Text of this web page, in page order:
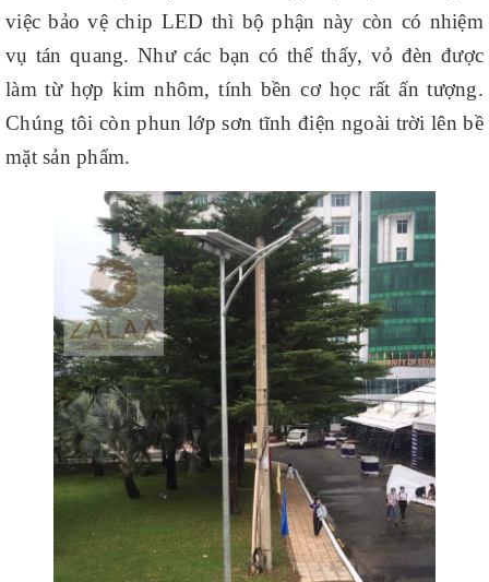
việc bảo vệ chip LED thì bộ phận này còn có nhiệm
vụ tán quang. Như các bạn có thể thấy, vỏ đèn được
làm từ hợp kim nhôm, tính bền cơ học rất ấn tượng.
Chúng tôi còn phun lớp sơn tĩnh điện ngoài trời lên bề
mặt sản phẩm.